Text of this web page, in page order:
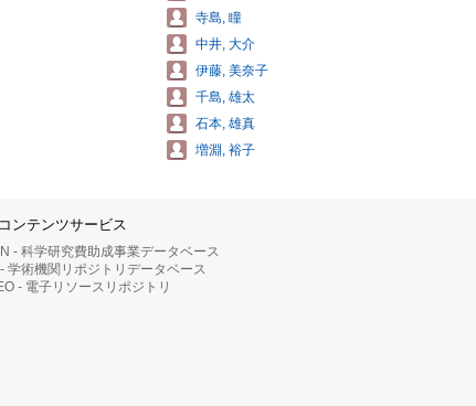
寺島, 瞳
中井, 大介
伊藤, 美奈子
千島, 雄太
石本, 雄真
増淵, 裕子
ンテンツサービス
- 科学研究費助成事業データベース
- 学術機関リポジトリデータベース
- 電子リソースリポジトリ